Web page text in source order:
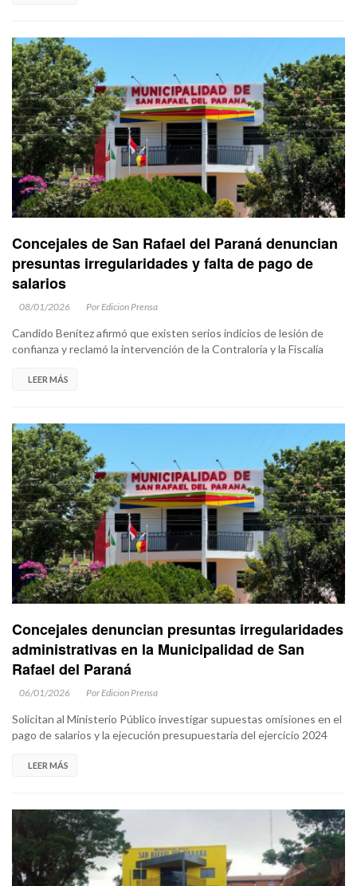
Concejales de San Rafael del Paraná denuncian
presuntas irregularidades y falta de pago de
salarios
08/01/2026 Por Edicion Prensa
Candido Benítez afirmó que existen serios indicios de lesión de
confianza y reclamó la intervención de la Contraloría y la Fiscalía
LEER MÁS
Concejales denuncian presuntas irregularidades
administrativas en la Municipalidad de San
Rafael del Paraná
06/01/2026 Por Edicion Prensa
Solicitan al Ministerio Público investigar supuestas omisiones en el
pago de salarios y la ejecución presupuestaria del ejercicio 2024
LEER MÁS